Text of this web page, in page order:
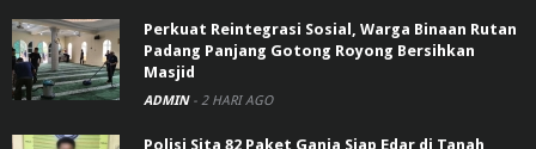
Perkuat Reintegrasi Sosial, Warga Binaan Rutan
Padang Panjang Gotong Royong Bersihkan
Masjid
ADMIN - 2 HARI AGO
Polisi Sita 82 Paket Ganja Siap Edar di Tanah